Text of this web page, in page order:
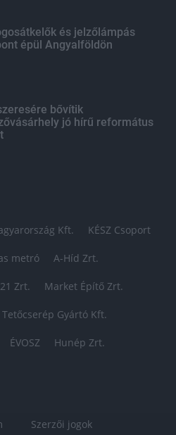
és jelzőlámpás
épül Angyalföldön
bővítik
jó hírű református
Kft. KÉSZ Csoport
metró A-Híd Zrt.
Zrt. Market Építő Zrt.
Gyártó Kft.
ÉVOSZ Hunép Zrt.
Szerzői jogok